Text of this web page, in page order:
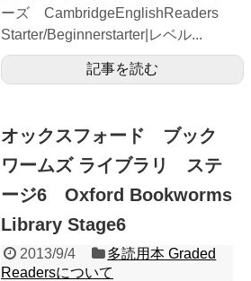
ーズ CambridgeEnglishReaders
Starter/Beginnerstarter|レベル...
記事を読む
オックスフォード ブック
ワームズ ライブラリ ステ
ージ6 Oxford Bookworms
Library Stage6
2013/9/4
多読用本 Graded
Readersについて